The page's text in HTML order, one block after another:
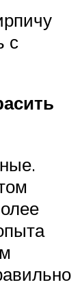
с